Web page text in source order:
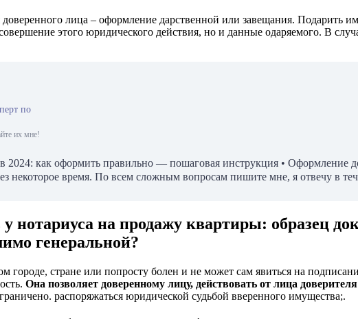
лица – оформление дарственной или завещания. Подарить
этого юридического действия, но и данные одаряемого. В
по
их мне!
2024: как оформить правильно — пошаговая инструкция • Оформление
некоторое время. По всем сложным вопросам пишите мне, я отвечу в
у нотариуса на продажу квартиры: образец
генеральной?
городе, стране или попросту болен и не может сам явиться на
Она позволяет доверенному лицу, действовать от лица
распоряжаться юридической судьбой вверенного имущества;.